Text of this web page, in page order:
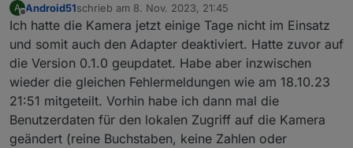
tapo.0
2023-11-08 16:16:10.592	error	Error:
tapo.0
2023-11-08 16:16:00.575	error	Error:
2023-11-08 16:15:50.598	error	Error:
A
Offline
Android51schrieb am 8. Nov. 2023, 21:45
zuletzt editiert von
Ich hatte die Kamera jetzt einige Tage nicht im Einsatz
und somit auch den Adapter deaktiviert. Hatte zuvor auf
die Version 0.1.0 geupdatet. Habe aber inzwischen
wieder die gleichen Fehlermeldungen wie am 18.10.23
21:51 mitgeteilt. Vorhin habe ich dann mal die
Benutzerdaten für den lokalen Zugriff auf die Kamera
geändert (reine Buchstaben, keine Zahlen oder